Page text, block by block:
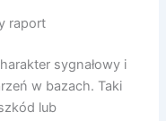
raport
sygnałowy i
w bazach. Taki
lub